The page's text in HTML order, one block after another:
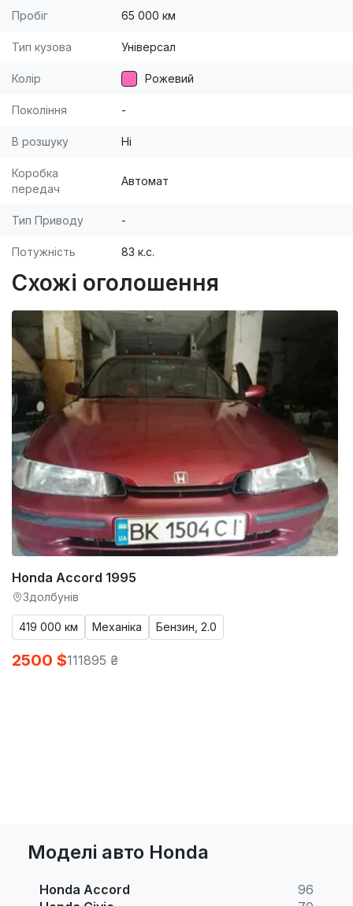
Пробіг 65 000 км
Тип кузова Універсал
Колір Рожевий
Покоління -
В розшуку Ні
Коробка
передач
Автомат
Тип Приводу -
Потужність 83 к.с.
Схожі оголошення
Honda Accord 1995
Здолбунів
419 000 км Механіка Бензин, 2.0
2500 $111895 ₴
Моделі авто Honda
Honda Accord
96